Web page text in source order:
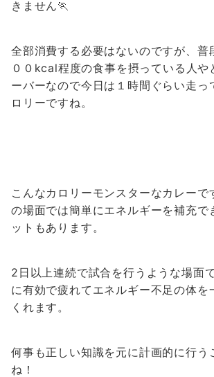
きません🏃
全部消費する必要はないのですが、普
００kcal程度の食事を摂っている人
ーバーなので今日は１時間ぐらい走っ
ロリーですね。
こんなカロリーモンスターなカレーで
の場面では簡単にエネルギーを補充で
ットもあります。
2日以上連続で試合を行うような場面
に有効で疲れてエネルギー不足の体を
くれます。
何事も正しい知識を元に計画的に行う
ね！